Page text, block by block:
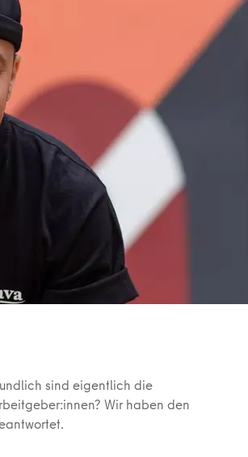
sind eigentlich die
Wir haben den